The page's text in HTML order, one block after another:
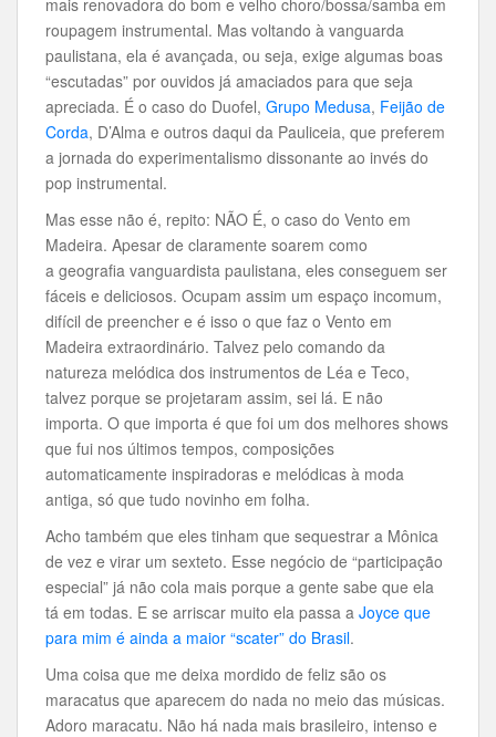
roupagem instrumental. Mas voltando à vanguarda
paulistana, ela é avançada, ou seja, exige algumas boas
“escutadas” por ouvidos já amaciados para que seja
apreciada. É o caso do Duofel, Grupo Medusa, Feijão de
Corda, D’Alma e outros daqui da Pauliceia, que preferem
a jornada do experimentalismo dissonante ao invés do
pop instrumental.
Mas esse não é, repito: NÃO É, o caso do Vento em
Madeira. Apesar de claramente soarem como
a geografia vanguardista paulistana, eles conseguem ser
fáceis e deliciosos. Ocupam assim um espaço incomum,
difícil de preencher e é isso o que faz o Vento em
Madeira extraordinário. Talvez pelo comando da
natureza melódica dos instrumentos de Léa e Teco,
talvez porque se projetaram assim, sei lá. E não
importa. O que importa é que foi um dos melhores shows
que fui nos últimos tempos, composições
automaticamente inspiradoras e melódicas à moda
antiga, só que tudo novinho em folha.
Acho também que eles tinham que sequestrar a Mônica
de vez e virar um sexteto. Esse negócio de “participação
especial” já não cola mais porque a gente sabe que ela
tá em todas. E se arriscar muito ela passa a Joyce que
para mim é ainda a maior “scater” do Brasil.
Uma coisa que me deixa mordido de feliz são os
maracatus que aparecem do nada no meio das músicas.
Adoro maracatu. Não há nada mais brasileiro, intenso e